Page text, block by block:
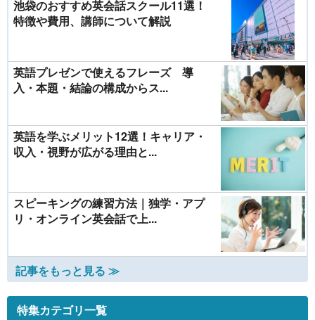
池袋のおすすめ英会話スクール11選！
特徴や費用、講師について解説
英語プレゼンで使えるフレーズ 導
入・本題・結論の構成からス...
英語を学ぶメリット12選！キャリア・
収入・視野が広がる理由と...
スピーキングの練習方法｜独学・アプ
リ・オンライン英会話で上...
記事をもっと見る ≫
特集カテゴリ一覧